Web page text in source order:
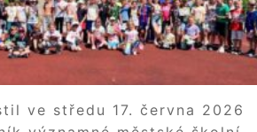
ve středu 17. června 2026